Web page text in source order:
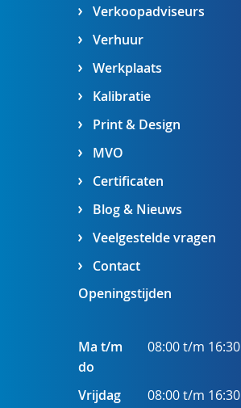
Verkoopadviseurs
Verhuur
Werkplaats
Kalibratie
Print & Design
MVO
Certificaten
Blog & Nieuws
Veelgestelde vragen
Contact
Openingstijden
Ma t/m
do
08:00 t/m 16:30
Vrijdag 08:00 t/m 16:30